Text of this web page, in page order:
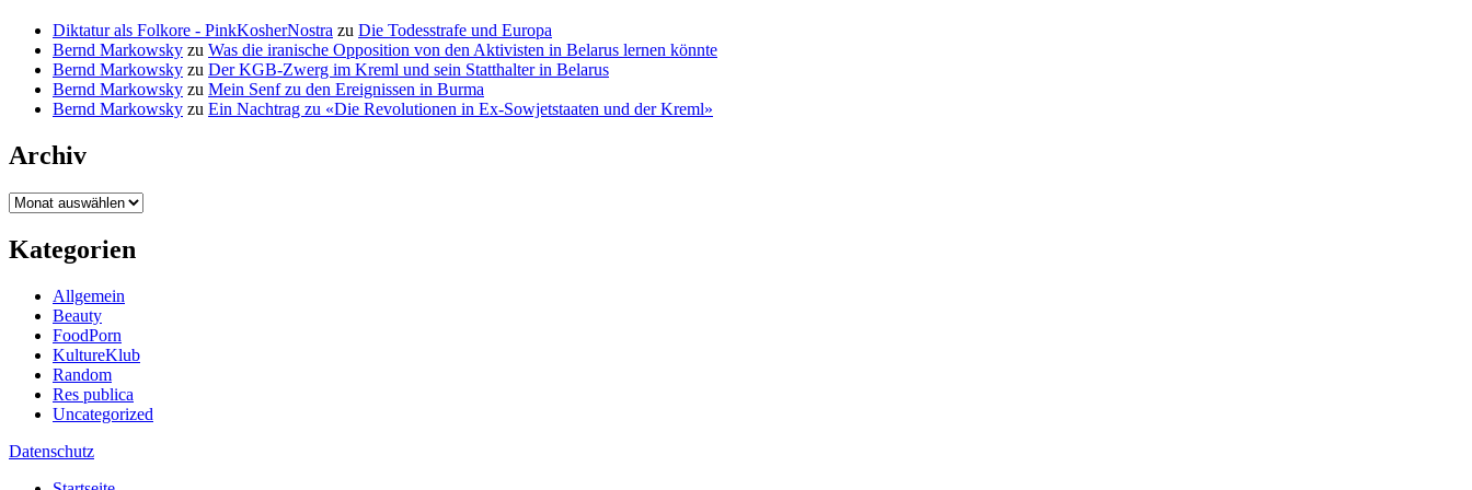
Diktatur als Folkore - PinkKosherNostra zu Die Todesstrafe und Europa
Bernd Markowsky zu Was die iranische Opposition von den Aktivisten in Belarus lernen könnte
Bernd Markowsky zu Der KGB-Zwerg im Kreml und sein Statthalter in Belarus
Bernd Markowsky zu Mein Senf zu den Ereignissen in Burma
Bernd Markowsky zu Ein Nachtrag zu «Die Revolutionen in Ex-Sowjetstaaten und der Kreml»
Archiv
Archiv
Kategorien
Allgemein
Beauty
FoodPorn
KultureKlub
Random
Res publica
Uncategorized
Datenschutz